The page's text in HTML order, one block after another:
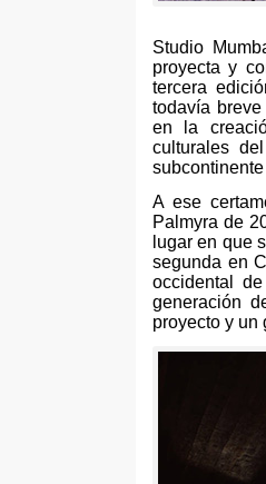
Studio
proyecta y
tercera
todavía
en la
culturales
A ese
Palmyra de
lugar en que
segunda en
occidental de
generación
proyecto y un